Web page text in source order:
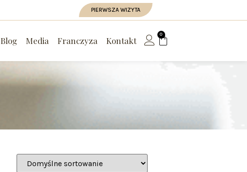
PIERWSZA WIZYTA
Blog Media Franczyza Kontakt
0